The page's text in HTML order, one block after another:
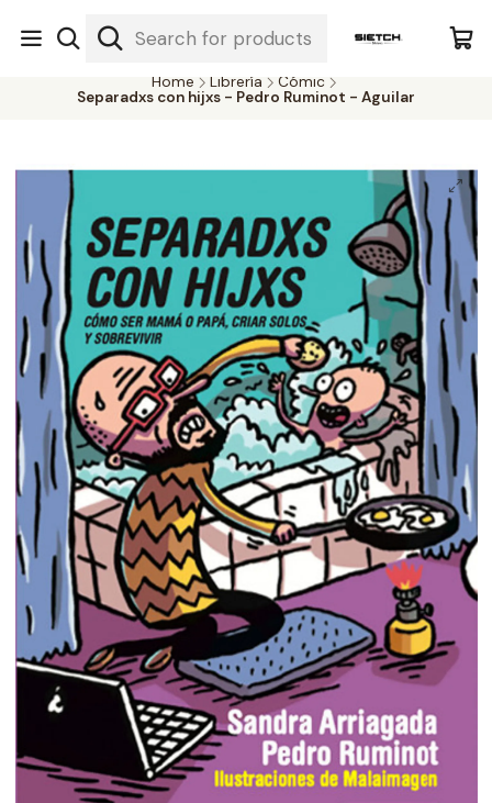
Nuestra librería - Serrano 317 local 3 - Limache.
#SomospartedelSietch
Home Librería
Cómic
Separadxs con hijxs - Pedro Ruminot - Aguilar